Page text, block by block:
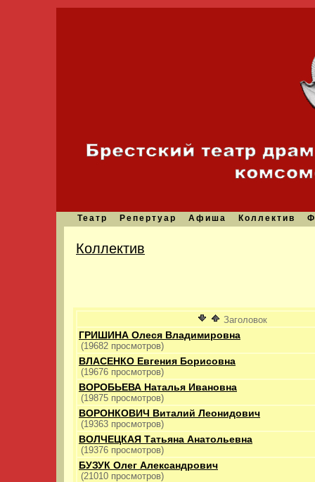
Театр Репертуар Афиша Коллектив
Коллектив
Заголовок
ГРИШИНА Олеся Владимировна
(19682 просмотров)
ВЛАСЕНКО Евгения Борисовна
(19676 просмотров)
ВОРОБЬЕВА Наталья Ивановна
(19875 просмотров)
ВОРОНКОВИЧ Виталий Леонидович
(19363 просмотров)
ВОЛЧЕЦКАЯ Татьяна Анатольевна
(19376 просмотров)
БУЗУК Олег Александрович
(21010 просмотров)